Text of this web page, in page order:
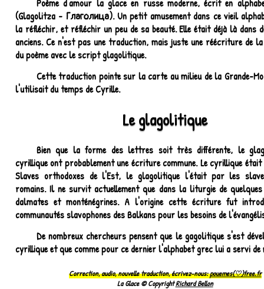
Poème d'amour la glace en russe moderne, écrit en
(Glagolitza - Глаголица). Un petit amusement dans ce vieil
la réfléchir, et réfléchir un peu de sa beauté. Elle était déjà là dans
anciens. Ce n'est pas une traduction, mais juste une réécriture de
du poème avec le script glagolitique.
Cette traduction pointe sur la carte au milieu de la Grande-
l'utilisait du temps de Cyrille.
Le glagolitique
Bien que la forme des lettres soit très différente, le
cyrillique ont probablement une écriture commune. Le cyrillique
Slaves orthodoxes de l'Est, le glagolitique l'était par les
romains. Il ne survit actuellement que dans la liturgie de quelques
dalmates et monténégrines. A l'origine cette écriture fut
communautés slavophones des Balkans pour les besoins de
De nombreux chercheurs pensent que le gagolitique s'est
cyrillique et que comme pour ce dernier l'alphabet grec lui a servi de
Correction, audio, nouvelle traduction, écrivez-nous:pouemes(♡)free.fr
La Glace © CopyrightRichard Bellon